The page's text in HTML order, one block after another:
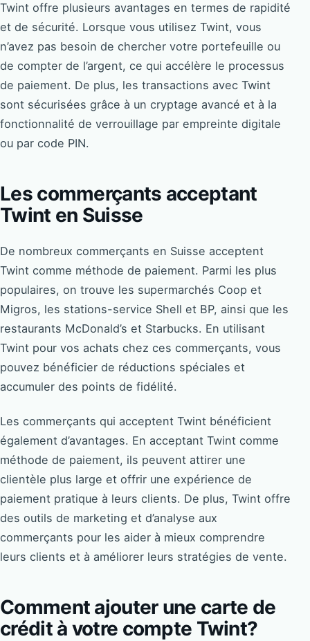
Twint offre plusieurs avantages en termes de rapidité
et de sécurité. Lorsque vous utilisez Twint, vous
n’avez pas besoin de chercher votre portefeuille ou
de compter de l’argent, ce qui accélère le processus
de paiement. De plus, les transactions avec Twint
sont sécurisées grâce à un cryptage avancé et à la
fonctionnalité de verrouillage par empreinte digitale
ou par code PIN.
Les commerçants acceptant
Twint en Suisse
De nombreux commerçants en Suisse acceptent
Twint comme méthode de paiement. Parmi les plus
populaires, on trouve les supermarchés Coop et
Migros, les stations-service Shell et BP, ainsi que les
restaurants McDonald’s et Starbucks. En utilisant
Twint pour vos achats chez ces commerçants, vous
pouvez bénéficier de réductions spéciales et
accumuler des points de fidélité.
Les commerçants qui acceptent Twint bénéficient
également d’avantages. En acceptant Twint comme
méthode de paiement, ils peuvent attirer une
clientèle plus large et offrir une expérience de
paiement pratique à leurs clients. De plus, Twint offre
des outils de marketing et d’analyse aux
commerçants pour les aider à mieux comprendre
leurs clients et à améliorer leurs stratégies de vente.
Comment ajouter une carte de
crédit à votre compte Twint?